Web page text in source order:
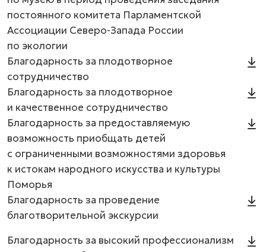
постоянного комитета Парламентской
Ассоциации Северо-Запада России
по экологии
Благодарность за плодотворное
сотрудничество
Благодарность за плодотворное
и качественное сотрудничество
Благодарность за предоставляемую
возможность приобщать детей
с ограниченными возможностями здоровья
к истокам народного искусства и культуры
Поморья
Благодарность за проведение
благотворительной экскурсии
Благодарность за высокий профессионализм